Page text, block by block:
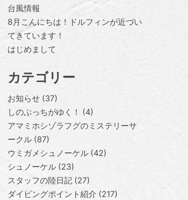
台風情報
8月こんにちは！ドルフィンが近づい
てきています！
はじめまして
カテゴリー
お知らせ 37
しのぶっちがゆく！
4
アマミホシゾラフグのミステリーサ
ークル 87
ウミガメシュノーケル 42
シュノーケル 23
スタッフの陸日記 27
ダイビングポイント紹介 217